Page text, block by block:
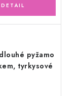
pyžamo
tyrkysové